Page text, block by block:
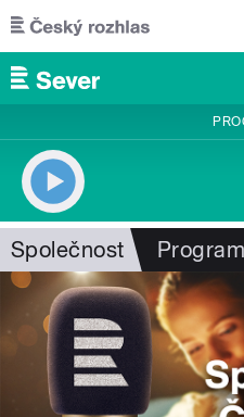
Přejít k hlavnímu obsahu
Společnost Program